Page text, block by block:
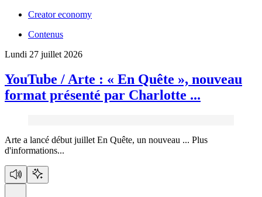
Creator economy
Contenus
Lundi 27 juillet 2026
YouTube / Arte : « En Quête », nouveau
format présenté par Charlotte ...
Arte a lancé début juillet En Quête, un nouveau ... Plus
d'informations...